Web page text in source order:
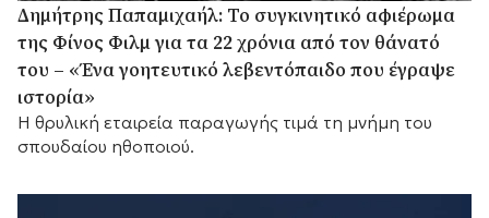
Δημήτρης Παπαμιχαήλ: Το συγκινητικό αφιέρωμα
της Φίνος Φιλμ για τα 22 χρόνια από τον θάνατό
του – «Ένα γοητευτικό λεβεντόπαιδο που έγραψε
ιστορία»
Η θρυλική εταιρεία παραγωγής τιμά τη μνήμη του
σπουδαίου ηθοποιού.